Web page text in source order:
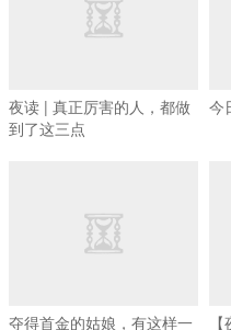
夜读 | 真正厉害的人，都做
到了这三点
今
夺得首金的姑娘，有这样一